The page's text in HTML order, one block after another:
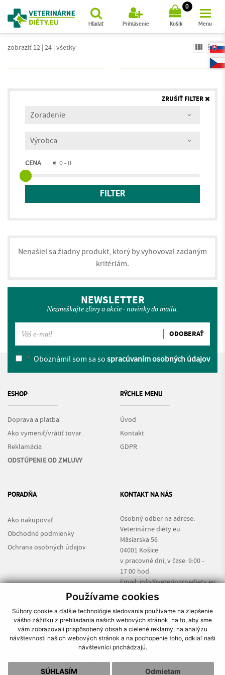
Používame cookies
Súbory cookie a ďalšie technológie sledovania používame na zlepšenie
vášho zážitku z prehliadania našich webových stránok, na to, aby sme
vám zobrazovali prispôsobený obsah a cielené reklamy, na analýzu
návštevnosti našich webových stránok a na pochopenie toho, odkiaľ naši
návštevníci prichádzajú.
SÚHLASÍM Odmietam
Hľadať Prihlásenie
0
Košík Menu
zobraziť 12 | 24 | všetky
CENA € 0 - 0
FILTER
ZRUŠIŤ FILTER
Nenašiel sa žiadny produkt, ktorý by vyhovoval zadaným
kritériám.
NEWSLETTER
Nezmeškajte zľavy a akcie - novinky do mailu.
ODOBERAŤ
* Oboznámil som sa so spracúvaním osobných údajov
ESHOP
Doprava a platba
Ako vymeniť/vrátiť tovar
Reklamácia
ODSTÚPENIE OD ZMLUVY
RÝCHLE MENU
Úvod
Kontakt
GDPR
PORADŇA
Ako nakupovať
Obchodné podmienky
Ochrana osobných údajov
KONTAKT NA NÁS
Osobný odber na adrese:
Veterinárne diéty.eu
Mäsiarska 56
04001 Košice
v pracovné dni, v čase: 9:00 -
17:00 hod.
Email:info@veterinarnediety.eu
Informácie:+421 917 135 169
Ako nakupovať| Obchodné podmienky
Reklamačný poriadok|Kontakt